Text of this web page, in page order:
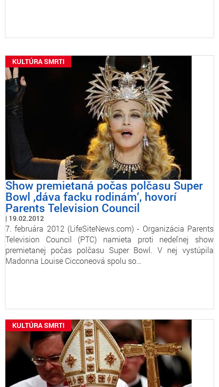
KULTÚRA SMRTI
Show premietaná počas polčasu Super
Bowl ,dáva facku rodinám‘, hovorí
Parents Television Council
19.02.2012
7. februára 2012 (LifeSiteNews.com) - Organizácia Parents
Television Council (PTC) namieta proti nedeľnej show
premietanej počas polčasu Super Bowl. V nej vystúpila
Madonna Louise Cicconeová spolu so…
KULTÚRA SMRTI